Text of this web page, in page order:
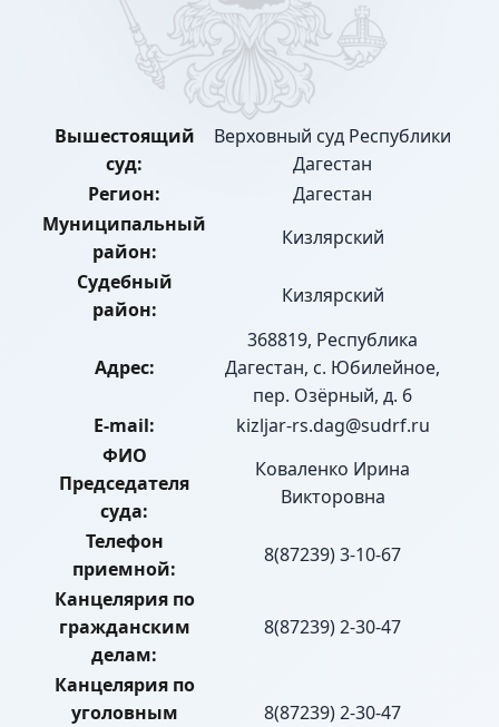
Вышестоящий
суд:
Верховный суд Республики
Дагестан
Регион:
Дагестан
Муниципальный
район:
Кизлярский
Судебный
район:
Кизлярский
Адрес:
368819, Республика
Дагестан, с. Юбилейное,
пер. Озёрный, д. 6
E-mail:
kizljar-rs.dag@sudrf.ru
ФИО
Председателя
суда:
Коваленко Ирина
Викторовна
Телефон
приемной:
8(87239) 3-10-67
Канцелярия по
гражданским
делам:
8(87239) 2-30-47
Канцелярия по
уголовным
8(87239) 2-30-47